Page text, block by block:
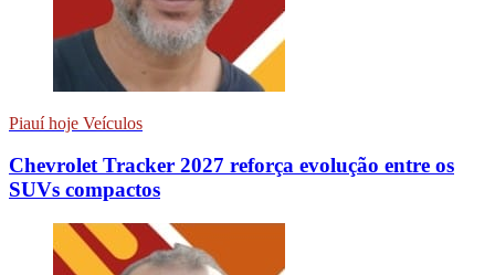
Piauí hoje Veículos
Chevrolet Tracker 2027 reforça evolução entre os
SUVs compactos